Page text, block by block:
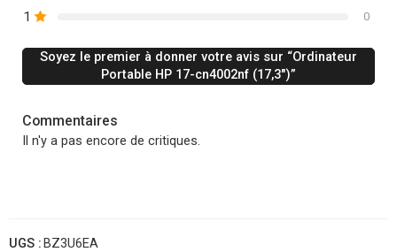
1 0
Soyez le premier à donner votre avis sur “Ordinateur
Portable HP 17-cn4002nf (17,3″)”
Commentaires
Il n'y a pas encore de critiques.
UGS : BZ3U6EA